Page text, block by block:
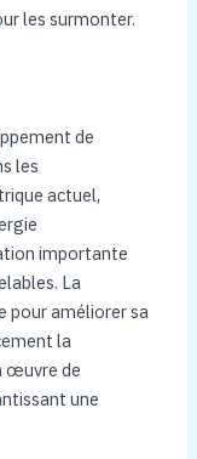
les surmonter.
de
les
actuel,
importante
La
pour améliorer sa
la
œuvre de
une